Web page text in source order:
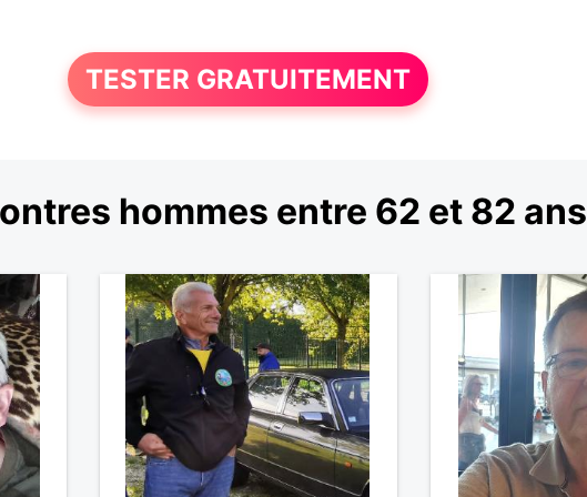
TESTER GRATUITEMENT
hommes entre 62 et 82 ans